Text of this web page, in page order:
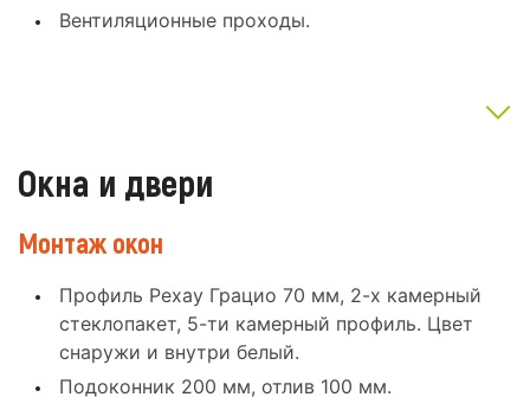
Вентиляционные проходы.
Окна и двери
Монтаж окон
Профиль Рехау Грацио 70 мм, 2-х камерный
стеклопакет, 5-ти камерный профиль. Цвет
снаружи и внутри белый.
Подоконник 200 мм, отлив 100 мм.